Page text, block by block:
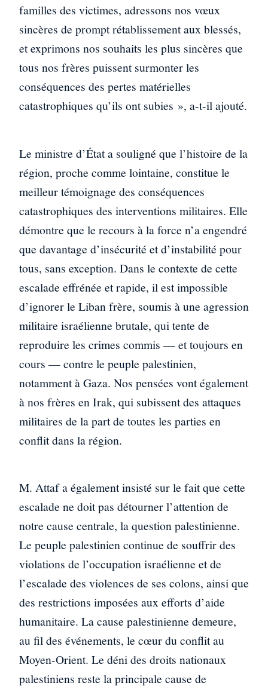
familles des victimes, adressons nos vœux
sincères de prompt rétablissement aux blessés,
et exprimons nos souhaits les plus sincères que
tous nos frères puissent surmonter les
conséquences des pertes matérielles
catastrophiques qu’ils ont subies », a-t-il ajouté.
Le ministre d’État a souligné que l’histoire de la
région, proche comme lointaine, constitue le
meilleur témoignage des conséquences
catastrophiques des interventions militaires. Elle
démontre que le recours à la force n’a engendré
que davantage d’insécurité et d’instabilité pour
tous, sans exception. Dans le contexte de cette
escalade effrénée et rapide, il est impossible
d’ignorer le Liban frère, soumis à une agression
militaire israélienne brutale, qui tente de
reproduire les crimes commis — et toujours en
cours — contre le peuple palestinien,
notamment à Gaza. Nos pensées vont également
à nos frères en Irak, qui subissent des attaques
militaires de la part de toutes les parties en
conflit dans la région.
M. Attaf a également insisté sur le fait que cette
escalade ne doit pas détourner l’attention de
notre cause centrale, la question palestinienne.
Le peuple palestinien continue de souffrir des
violations de l’occupation israélienne et de
l’escalade des violences de ses colons, ainsi que
des restrictions imposées aux efforts d’aide
humanitaire. La cause palestinienne demeure,
au fil des événements, le cœur du conflit au
Moyen-Orient. Le déni des droits nationaux
palestiniens reste la principale cause de